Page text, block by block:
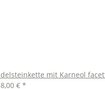
mit Karneol
€ *